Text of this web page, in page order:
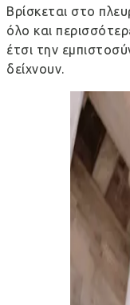
Βρίσκεται στο
όλο και
έτσι την
δείχνουν.